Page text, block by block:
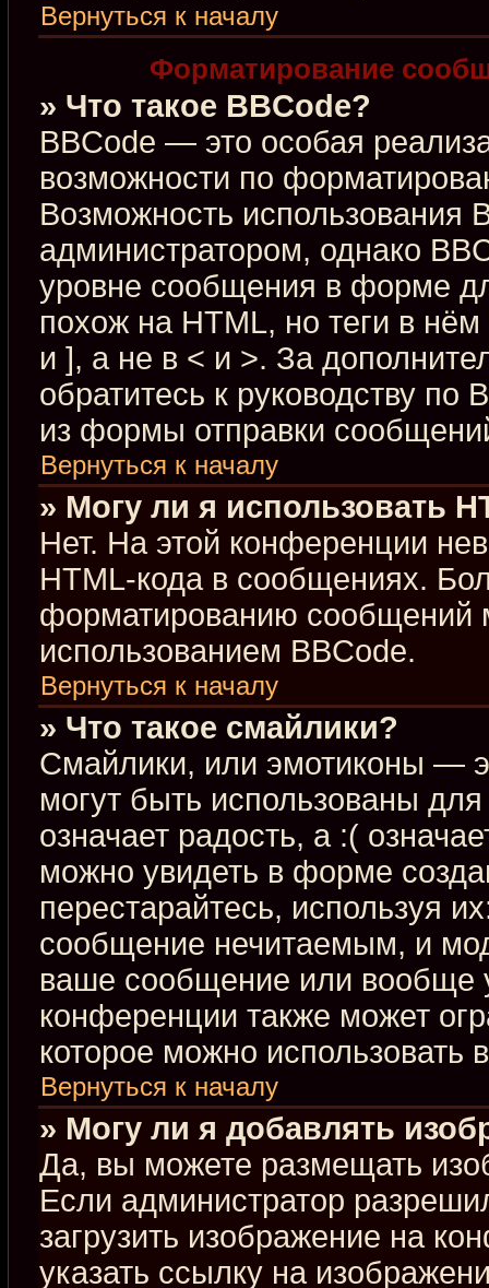
Вернуться к началу
Форматирование
» Что такое BBCode?
BBCode — это особая
возможности по
Возможность использования
администратором, однако
уровне сообщения в форме
похож на HTML, но теги в
и ], а не в < и >. За
обратитесь к руководству по
из формы отправки
Вернуться к началу
» Могу ли я использовать
Нет. На этой конференции
HTML-кода в сообщениях.
форматированию сообщений
использованием BBCode.
Вернуться к началу
» Что такое смайлики?
Смайлики, или эмотиконы —
могут быть использованы
означает радость, а :(
можно увидеть в форме
перестарайтесь, используя
сообщение нечитаемым, и
ваше сообщение или вообще
конференции также может
которое можно использовать
Вернуться к началу
» Могу ли я добавлять
Да, вы можете размещать
Если администратор
загрузить изображение на
указать ссылку на